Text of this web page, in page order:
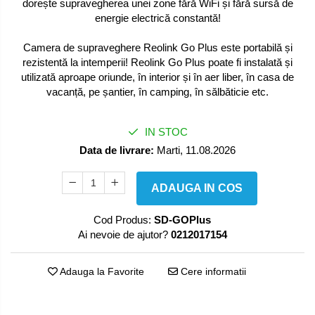
dorește supravegherea unei zone fără WiFi și fără sursă de
energie electrică constantă!
Camera de supraveghere Reolink Go Plus este portabilă și
rezistentă la intemperii! Reolink Go Plus poate fi instalată și
utilizată aproape oriunde, în interior și în aer liber, în casa de
vacanță, pe șantier, în camping, în sălbăticie etc.
IN STOC
Data de livrare: Marti, 11.08.2026
ADAUGA IN COS
Cod Produs: SD-GOPlus
Ai nevoie de ajutor? 0212017154
Adauga la Favorite Cere informatii